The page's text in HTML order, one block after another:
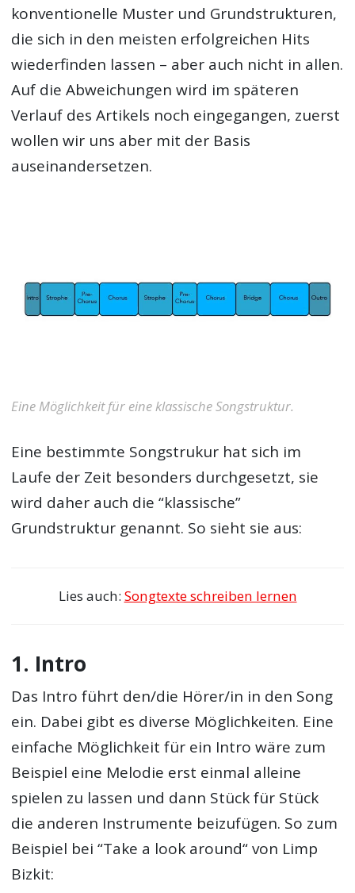
konventionelle Muster und Grundstrukturen,
die sich in den meisten erfolgreichen Hits
wiederfinden lassen – aber auch nicht in allen.
Auf die Abweichungen wird im späteren
Verlauf des Artikels noch eingegangen, zuerst
wollen wir uns aber mit der Basis
auseinandersetzen.
Eine Möglichkeit für eine klassische Songstruktur.
Eine bestimmte Songstrukur hat sich im
Laufe der Zeit besonders durchgesetzt, sie
wird daher auch die “klassische”
Grundstruktur genannt. So sieht sie aus:
Lies auch: Songtexte schreiben lernen
1. Intro
Das Intro führt den/die Hörer/in in den Song
ein. Dabei gibt es diverse Möglichkeiten. Eine
einfache Möglichkeit für ein Intro wäre zum
Beispiel eine Melodie erst einmal alleine
spielen zu lassen und dann Stück für Stück
die anderen Instrumente beizufügen. So zum
Beispiel bei “Take a look around“ von Limp
Bizkit: